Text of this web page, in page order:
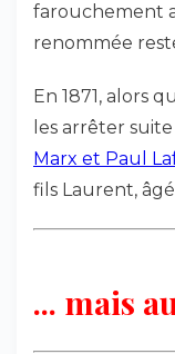
farouchement
renommée
En 1871, alors
les arrêter
Marx et Paul
fils Laurent,
... mais